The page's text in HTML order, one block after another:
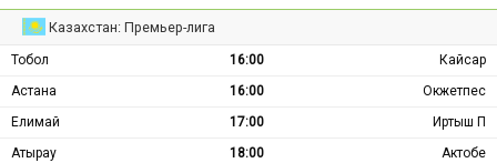
Казахстан: Премьер-лига
Тобол 16:00
Кайсар
Астана
16:00
Окжетпес
Елимай
17:00
Иртыш П
Атырау
18:00 Актобе